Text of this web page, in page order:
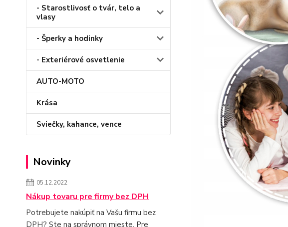
- Starostlivosť o tvár, telo a
vlasy
- Šperky a hodinky
- Exteriérové osvetlenie
AUTO-MOTO
Krása
Sviečky, kahance, vence
Novinky
05.12.2022
Nákup tovaru pre firmy bez DPH
Potrebujete nakúpiť na Vašu firmu bez
DPH? Ste na správnom mieste. Pre